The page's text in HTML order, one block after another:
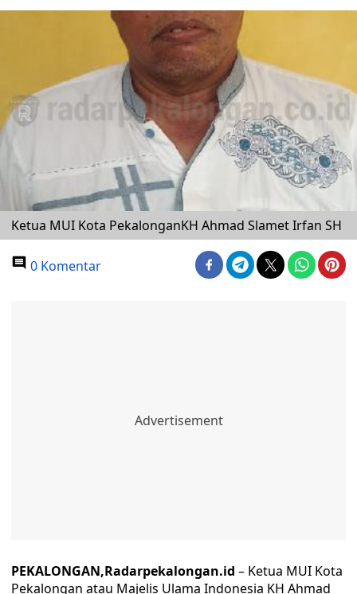
Ketua MUI Kota PekalonganKH Ahmad Slamet Irfan SH
0 Komentar
PEKALONGAN,Radarpekalongan.id – Ketua MUI Kota
Pekalongan atau Majelis Ulama Indonesia KH Ahmad